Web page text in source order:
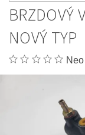
BRZDOVÝ
NOVÝ TYP